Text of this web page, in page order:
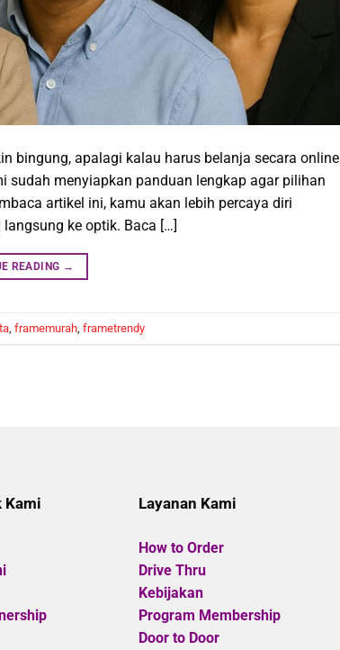
bingung, apalagi kalau harus belanja secara online
menyiapkan panduan lengkap agar pilihan
artikel ini, kamu akan lebih percaya diri
ke optik. Baca […]
READING →
framemurah frametrendy
Kami Layanan Kami
How to Order
Drive Thru
Kebijakan
Program Membership
Door to Door